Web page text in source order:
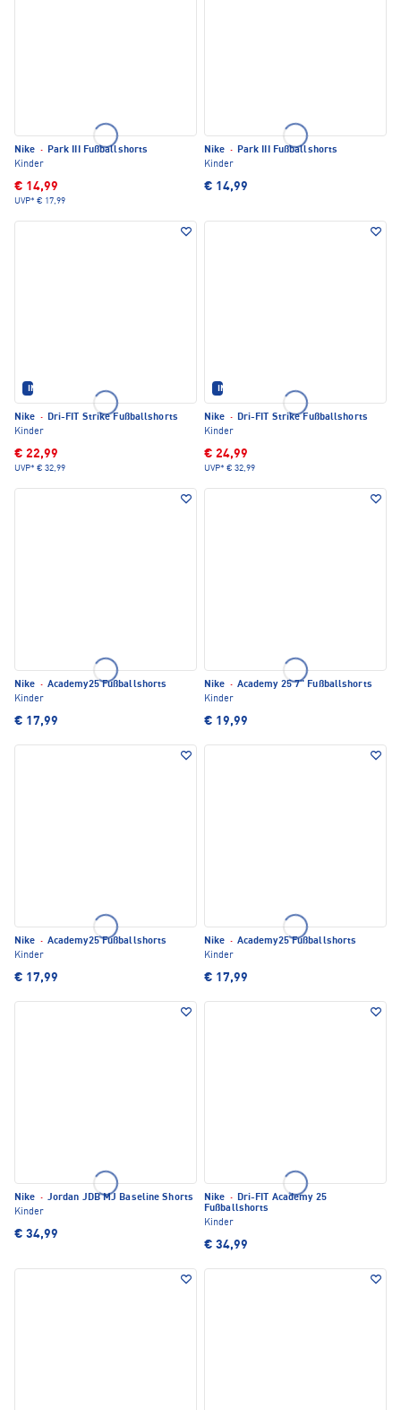
Nike · Park III Fußballshorts
Kinder
€ 14,99
UVP* € 17,99
Nike · Park III Fußballshorts
Kinder
€ 14,99
IM SET ERHÄLTLICH
Nike · Dri-FIT Strike Fußballshorts
Kinder
€ 22,99
UVP* € 32,99
IM SET ERHÄLTLICH
Nike · Dri-FIT Strike Fußballshorts
Kinder
€ 24,99
UVP* € 32,99
Nike · Academy25 Fußballshorts
Kinder
€ 17,99
Nike · Academy 25 7" Fußballshorts
Kinder
€ 19,99
Nike · Academy25 Fußballshorts
Kinder
€ 17,99
Nike · Academy25 Fußballshorts
Kinder
€ 17,99
Nike · Jordan JDB MJ Baseline Shorts
Kinder
€ 34,99
Nike · Dri-FIT Academy 25
Fußballshorts
Kinder
€ 34,99